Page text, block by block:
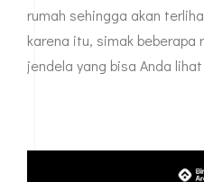
rumah sehingga akan
karena itu, simak beberapa
jendela yang bisa Anda